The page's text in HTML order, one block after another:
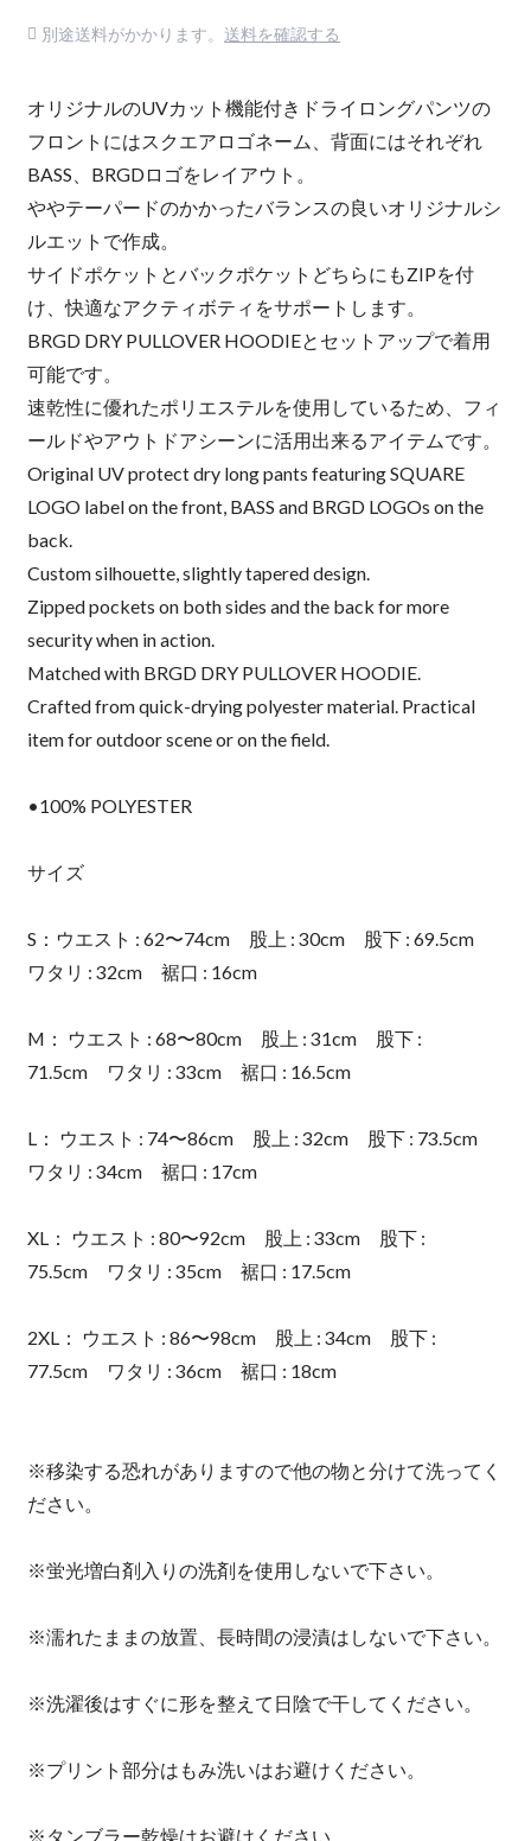
別途送料がかかります。 送料を確認する
オリジナルのUVカット機能付きドライロングパンツの
フロントにはスクエアロゴネーム、背面にはそれぞれ
BASS、BRGDロゴをレイアウト。
ややテーパードのかかったバランスの良いオリジナルシ
ルエットで作成。
サイドポケットとバックポケットどちらにもZIPを付
け、快適なアクティボティをサポートします。
BRGD DRY PULLOVER HOODIEとセットアップで着用
可能です。
速乾性に優れたポリエステルを使用しているため、フィ
ールドやアウトドアシーンに活用出来るアイテムです。
Original UV protect dry long pants featuring SQUARE
LOGO label on the front, BASS and BRGD LOGOs on the
back.
Custom silhouette, slightly tapered design.
Zipped pockets on both sides and the back for more
security when in action.
Matched with BRGD DRY PULLOVER HOODIE.
Crafted from quick-drying polyester material. Practical
item for outdoor scene or on the field.
•100% POLYESTER
サイズ
S：ウエスト : 62〜74cm 股上 : 30cm 股下 : 69.5cm
ワタリ : 32cm 裾口 : 16cm
M： ウエスト : 68〜80cm 股上 : 31cm 股下 :
71.5cm ワタリ : 33cm 裾口 : 16.5cm
L： ウエスト : 74〜86cm 股上 : 32cm 股下 : 73.5cm
ワタリ : 34cm 裾口 : 17cm
XL： ウエスト : 80〜92cm 股上 : 33cm 股下 :
75.5cm ワタリ : 35cm 裾口 : 17.5cm
2XL： ウエスト : 86〜98cm 股上 : 34cm 股下 :
77.5cm ワタリ : 36cm 裾口 : 18cm
※移染する恐れがありますので他の物と分けて洗ってく
ださい。
※蛍光増白剤入りの洗剤を使用しないで下さい。
※濡れたままの放置、長時間の浸漬はしないで下さい。
※洗濯後はすぐに形を整えて日陰で干してください。
※プリント部分はもみ洗いはお避けください。
※タンブラー乾燥はお避けください。